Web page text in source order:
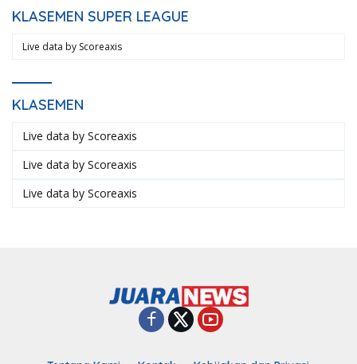
KLASEMEN SUPER LEAGUE
Live data by Scoreaxis
KLASEMEN
Live data by Scoreaxis
Live data by Scoreaxis
Live data by Scoreaxis